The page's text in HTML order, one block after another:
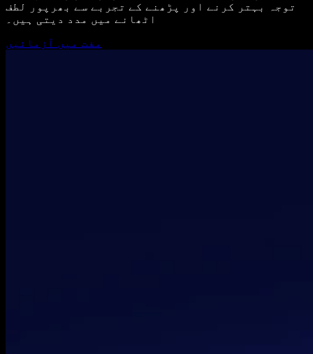
توجہ بہتر کرنے اور پڑھنے کے تجربے سے بھرپور لطف
اٹھانے میں مدد دیتی ہیں۔
مفت میں آزمائیں